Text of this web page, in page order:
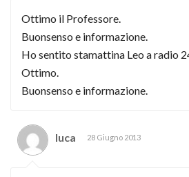
Ottimo il Professore.
Buonsenso e informazione.
Ho sentito stamattina Leo a radio
Ottimo.
Buonsenso e informazione.
luca 28 Giugno 2013